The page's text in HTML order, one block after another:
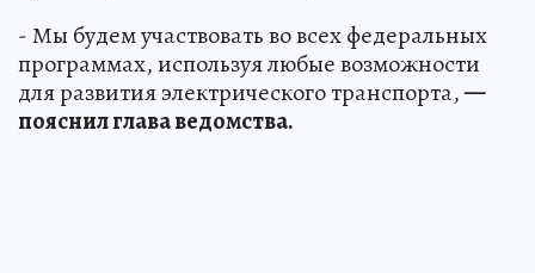
- Мы будем участвовать во всех федеральных
программах, используя любые возможности
для развития электрического транспорта,—
пояснил глава ведомства.